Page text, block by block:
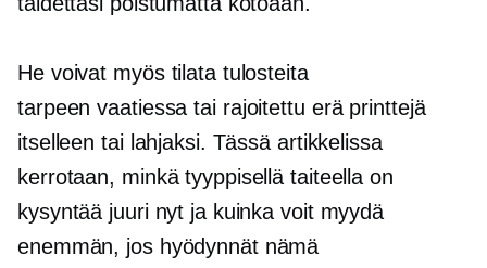
He voivat myös tilata tulosteita
tarpeen vaatiessa tai rajoitettu erä printtejä
itselleen tai lahjaksi. Tässä artikkelissa
kerrotaan, minkä tyyppisellä taiteella on
kysyntää juuri nyt ja kuinka voit myydä
enemmän, jos hyödynnät nämä